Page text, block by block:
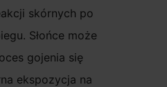
skórnych po
Słońce może
gojenia się
ekspozycja na